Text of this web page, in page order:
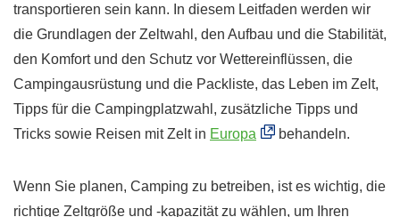
transportieren sein kann. In diesem Leitfaden werden wir
die Grundlagen der Zeltwahl, den Aufbau und die Stabilität,
den Komfort und den Schutz vor Wettereinflüssen, die
Campingausrüstung und die Packliste, das Leben im Zelt,
Tipps für die Campingplatzwahl, zusätzliche Tipps und
Tricks sowie Reisen mit Zelt in Europa behandeln.
Wenn Sie planen, Camping zu betreiben, ist es wichtig, die
richtige Zeltgröße und -kapazität zu wählen, um Ihren